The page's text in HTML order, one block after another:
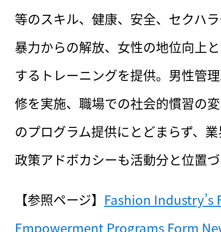
等のスキル、健康、安全、セクハ
暴力からの解放、女性の地位向上
するトレーニングを提供。男性管
修を実施、職場での社会的慣習の
のプログラム提供にとどまらず、
政策アドボカシーも活動分と位置
【参照ページ】 Fashion Industry’s
Empowerment Programs Form